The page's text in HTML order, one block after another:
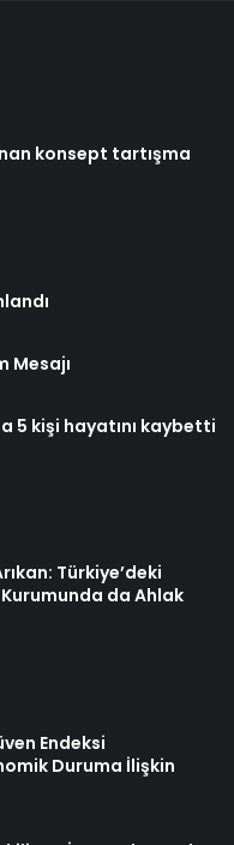
konsept tartışma
Mesajı
5 kişi hayatını kaybetti
Türkiye’deki
da Ahlak
Endeksi
Duruma İlişkin